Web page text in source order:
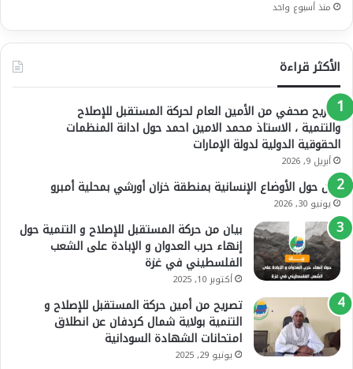
منذ أسبوع واحد
الأكثر قراءة
تصريح صحفي من الأمين العام لحركة المستقبل للإصلاح
والتنمية ، الاستاذ محمد الامين احمد حول ادانة المنظمات
الحقوقية الدولية لدولة الإمارات
أبريل 9, 2026
بيان حول الأوضاع الإنسانية بمنطقة خزان أورشي بمحلية أمبرو
يونيو 30, 2026
بيان من حركة المستقبل للإصلاح و التنمية حول
إنهاء حرب العدوان و الإبادة على الشعب
الفلسطيني في غزة
أكتوبر 10, 2025
تصريح من أمين حركة المستقبل للإصلاح و
التنمية بولاية شمال كردفان عن انطلاق
امتحانات الشهادة السودانية
يونيو 29, 2025